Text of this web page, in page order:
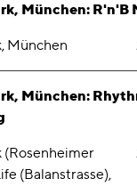
München:
München
München:
(Rosenheimer
(Balanstrasse),